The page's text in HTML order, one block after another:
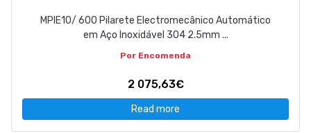
MPIE10/ 600 Pilarete Electromecânico Automático
em Aço Inoxidável 304 2.5mm ...
Por Encomenda
2 075,63€
Read more